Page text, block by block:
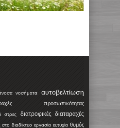
νοσήματα αυτοβελτίωση
προσωπικότητας
στρες διατροφικές διαταραχές
στο διαδίκτυο εργασία ευτυχία θυμός